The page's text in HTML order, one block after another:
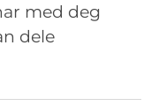
med deg
dele